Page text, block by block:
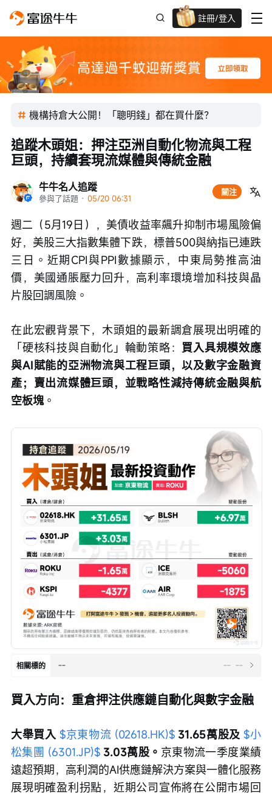
註冊/登入
迎新驚喜賞 股票/BTC等任你揀!
機構持倉大公開！「聰明錢」都在買什麼？
牛牛名人追蹤
參與了話題 · 05/20 06:31
關注
追蹤木頭姐：押注亞洲自動化物流與工程
巨頭，持續套現流媒體與傳統金融
週二（5月19日），美債收益率飆升抑制市場風險偏
好，美股三大指數集體下跌，標普500與納指已連跌
三日。近期CPI與PPI數據顯示，中東局勢推高油
價，美國通脹壓力回升，高利率環境增加科技與晶
片股回調風險。
在此宏觀背景下，木頭姐的最新調倉展現出明確的
「硬核科技與自動化」輪動策略： 買入具規模效應
與AI賦能的亞洲物流與工程巨頭，以及數字金融資
產；賣出流媒體巨頭，並戰略性減持傳統金融與航
空板塊。
相關標的 -- -- --
買入方向：重倉押注供應鏈自動化與數字金融
大舉買入 $京東物流 (02618.HK)$ 31.65萬股及 $小
松集團 (6301.JP)$ 3.03萬股。 京東物流一季度業績
遠超預期，高利潤的AI供應鏈解決方案與一體化服務
展現明確盈利拐點，近期公司宣佈將在公開市場回